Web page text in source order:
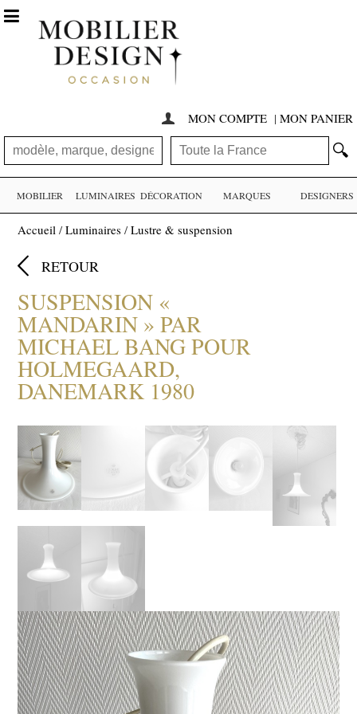
 MON COMPTE | MON PANIER
🔍

MOBILIER LUMINAIRES DÉCORATION MARQUES DESIGNERS
Accueil /Luminaires /Lustre & suspension
 RETOUR
SUSPENSION «
MANDARIN » PAR
MICHAEL BANG POUR
HOLMEGAARD,
DANEMARK 1980